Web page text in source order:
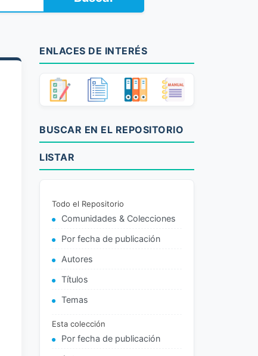
ENLACES DE INTERÉS
BUSCAR EN EL REPOSITORIO
LISTAR
Todo el Repositorio
Comunidades & Colecciones
Por fecha de publicación
Autores
Títulos
Temas
Esta colección
Por fecha de publicación